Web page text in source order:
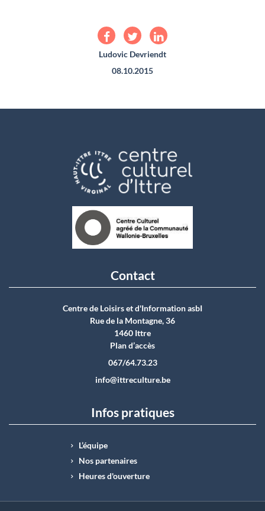
Ludovic Devriendt
08.10.2015
Contact
Centre de Loisirs et d'Information asbI
Rue de la Montagne, 36
1460 Ittre
Plan d’accès
067/64.73.23
info@ittreculture.be
Infos pratiques
L’équipe
Nos partenaires
Heures d'ouverture